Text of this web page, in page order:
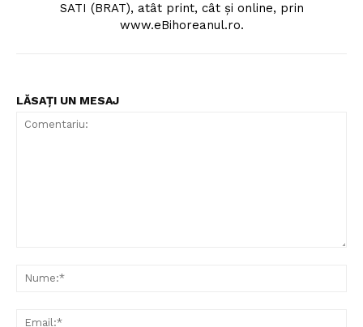
SATI (BRAT), atât print, cât şi online, prin
www.eBihoreanul.ro.
LĂSAȚI UN MESAJ